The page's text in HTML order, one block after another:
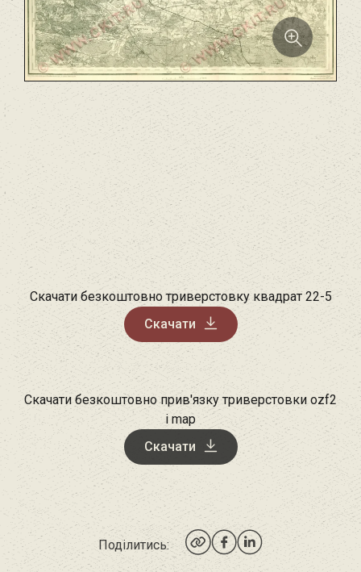
Скачати безкоштовно триверстовку квадрат 22-5
Скачати
Скачати безкоштовно прив'язку триверстовки ozf2
і map
Скачати
Поділитись: